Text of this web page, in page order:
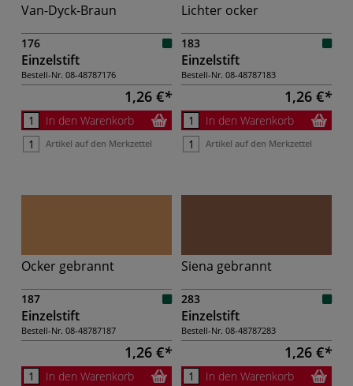
Van-Dyck-Braun
176
Einzelstift
Bestell-Nr. 08-48787176
1,26 €
In den Warenkorb
Artikel auf den Merkzettel
Lichter ocker
183
Einzelstift
Bestell-Nr. 08-48787183
1,26 €
In den Warenkorb
Artikel auf den Merkzettel
Ocker gebrannt
187
Einzelstift
Bestell-Nr. 08-48787187
1,26 €
In den Warenkorb
Siena gebrannt
283
Einzelstift
Bestell-Nr. 08-48787283
1,26 €
In den Warenkorb